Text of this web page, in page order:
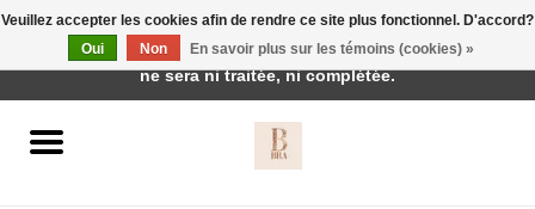
Veuillez accepter les cookies afin de rendre ce site plus fonctionnel. D'accord?
Oui
Non En savoir plus sur les témoins (cookies) »
Cette boutique est en construction. Toute commande passée
ne sera ni traitée, ni complétée.